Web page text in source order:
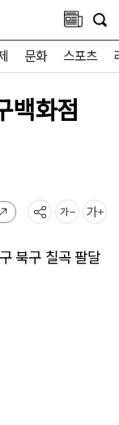
문화 스포츠
백화점
북구 칠곡 팔달